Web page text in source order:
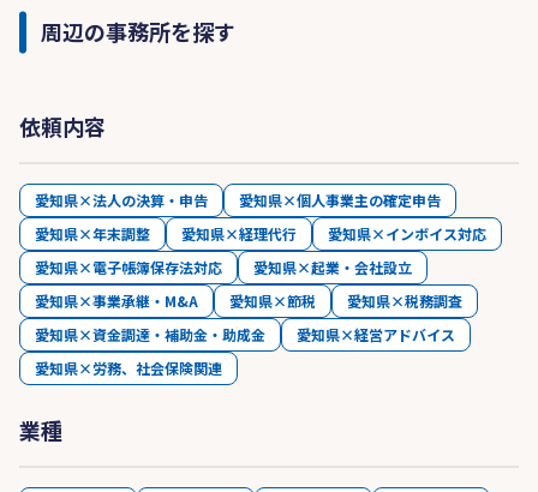
周辺の事務所を探す
依頼内容
愛知県×法人の決算・申告
愛知県×個人事業主の確定申告
愛知県×年末調整
愛知県×経理代行
愛知県×インボイス対応
愛知県×電子帳簿保存法対応
愛知県×起業・会社設立
愛知県×事業承継・M&A
愛知県×節税
愛知県×税務調査
愛知県×資金調達・補助金・助成金
愛知県×経営アドバイス
愛知県×労務、社会保険関連
業種